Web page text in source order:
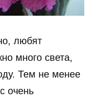
любят
много света,
Тем не менее
очень